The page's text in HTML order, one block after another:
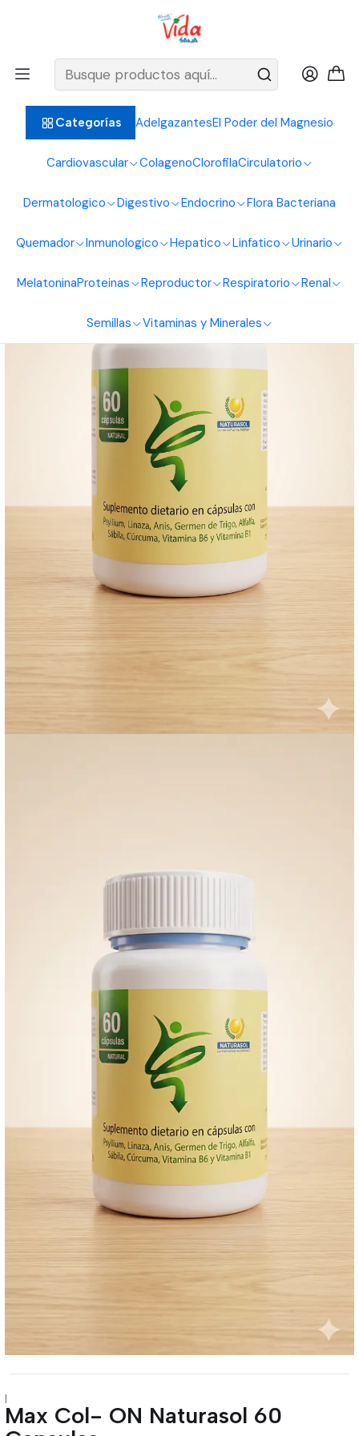
Categorías AdelgazantesEl Poder del Magnesio
Cardiovascular ColagenoClorofilaCirculatorio
Dermatologico Digestivo Endocrino Flora Bacteriana
Quemador Inmunologico Hepatico Linfatico Urinario
MelatoninaProteinas Reproductor Respiratorio Renal
Semillas Vitaminas y Minerales
BIENVENIDOS ALIMENTOS NATURALES VIDA SANA
Max Col- ON Naturasol 60 Capsulas
|
Max Col- ON Naturasol 60